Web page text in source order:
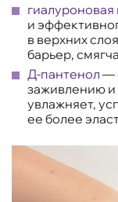
гиалуроновая
и
в верхних
барьер,
Д-пантенол —
заживлению и
увлажняет,
ее более